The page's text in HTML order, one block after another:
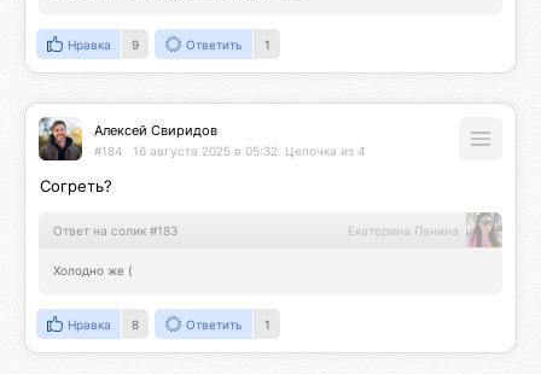
Нравка 9 Ответить 1
Алексей Свиридов
#184 16 августа 2025 в 05:32 Цепочка из 4
Согреть?
Ответ на солик #183 Екатерина Панина
Холодно же (
Нравка 8 Ответить 1